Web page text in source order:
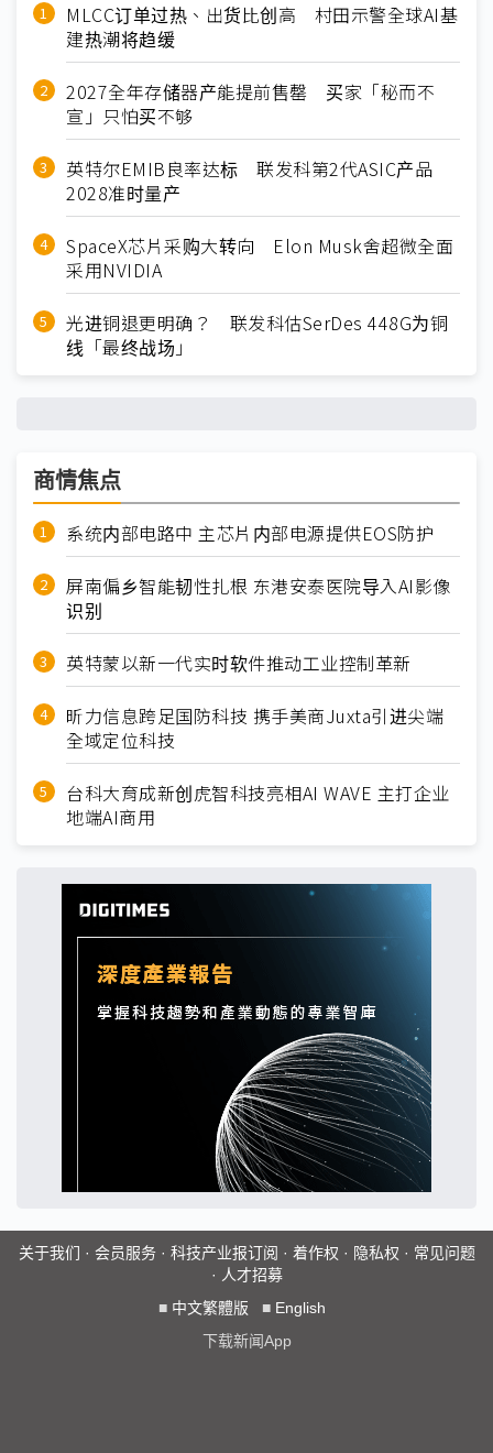
MLCC订单过热、出货比创高 村田示警全球AI基
建热潮将趋缓
2027全年存储器产能提前售罄 买家「秘而不
宣」只怕买不够
英特尔EMIB良率达标 联发科第2代ASIC产品
2028准时量产
SpaceX芯片采购大转向 Elon Musk舍超微全面
采用NVIDIA
光进铜退更明确？ 联发科估SerDes 448G为铜
线「最终战场」
商情焦点
系统内部电路中 主芯片内部电源提供EOS防护
屏南偏乡智能韧性扎根 东港安泰医院导入AI影像
识别
英特蒙以新一代实时软件推动工业控制革新
昕力信息跨足国防科技 携手美商Juxta引进尖端
全域定位科技
台科大育成新创虎智科技亮相AI WAVE 主打企业
地端AI商用
关于我们 · 会员服务· 科技产业报订阅 · 着作权 · 隐私权 · 常见问题
· 人才招募
■ 中文繁體版 ■ English
下载新闻App